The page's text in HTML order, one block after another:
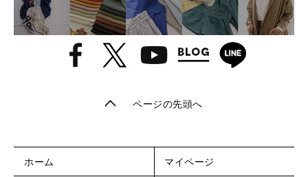
ページの先頭へ
ホーム マイページ